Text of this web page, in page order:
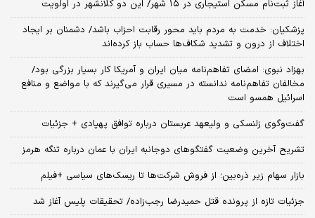
آغاز ثبت‌نام مسکن استیجاری در ۱۵ شهر/ این دو کلانشهر در اولویت
پزشکیان: خدمت به مردم باید محور رقابت احزاب باشد/ دشمنان بر ایجاد
اختلاف از درون و تشدید شکاف‌ها حساب باز کرده‌اند
بهزاد نبوی: امضای تفاهم‌نامه میان ایران و آمریکا کار بسیار بزرگی بود/
مخالفان تفاهم‌نامه ندانسته در مسیری قرار می‌گیرند که با مواضع و منافع
اسرائیل همسو است
گفت‌وگوی زلنسکی و ولیعهد عربستان درباره توافق پهپادی + جزئیات
تشریح آخرین وضعیت گفتگوهای دوجانبه ایران با عمان درباره تنگه هرمز
بازار سهام زیر ذره‌بین؛ از فروش شرکت‌ها تا ریسک‌های سیاسی +فیلم
جزئیات تازه از پرونده قتل حمیدرضا رجب‌زاده/ تحقیقات پلیس آغاز شد